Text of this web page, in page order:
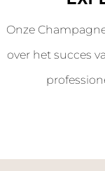
Onze
over het succes